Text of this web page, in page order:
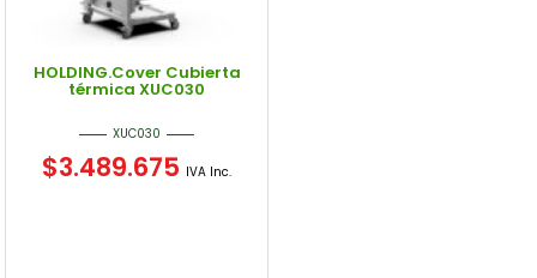
HOLDING.Cover Cubierta
térmica XUC030
XUC030
$3.489.675 IVA Inc.